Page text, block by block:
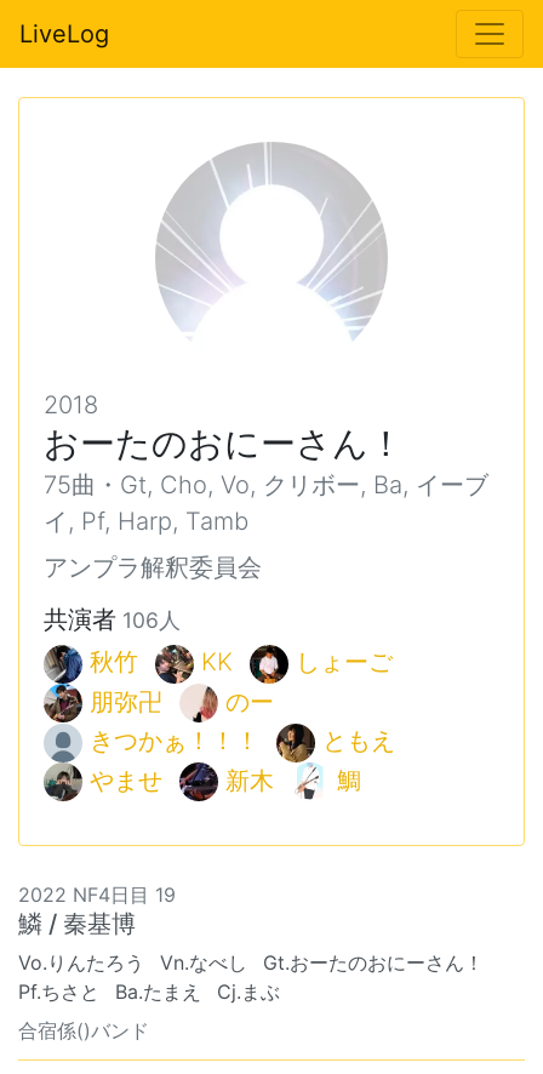
LiveLog
2018
おーたのおにーさん！
75曲・Gt, Cho, Vo, クリボー, Ba, イーブ
イ, Pf, Harp, Tamb
アンプラ解釈委員会
共演者 106人
秋竹 KK
しょーご
朋弥卍
のー
きつかぁ！！！
ともえ
やませ
新木 鯛
2022 NF4日目 19
鱗 / 秦基博
Vo.りんたろう Vn.なべし
Gt.おーたのおにーさん！
Pf.ちさと
Ba.たまえ
Cj.まぶ
合宿係()バンド